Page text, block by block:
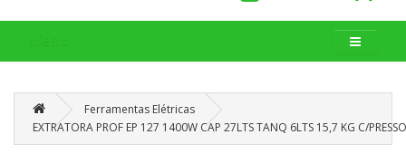
Ferramentas Elétricas
EXTRATORA PROF EP 127 1400W CAP 27LTS TANQ 6LTS 15,7 KG C/